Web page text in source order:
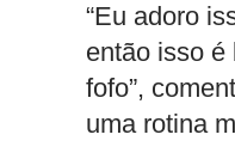
“Eu adoro
então isso é
fofo”,
uma rotina